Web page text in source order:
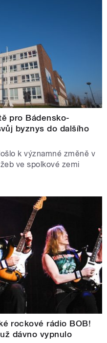
pro Bádensko-
byznys do dalšího
k významné změně v
ve spolkové zemi
rockové rádio BOB!
dávno vypnulo